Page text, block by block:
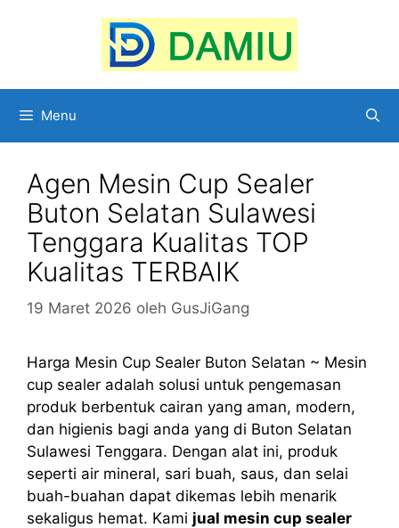
Menu
Agen Mesin Cup Sealer
Buton Selatan Sulawesi
Tenggara Kualitas TOP
Kualitas TERBAIK
19 Maret 2026 oleh GusJiGang
Harga Mesin Cup Sealer Buton Selatan ~ Mesin
cup sealer adalah solusi untuk pengemasan
produk berbentuk cairan yang aman, modern,
dan higienis bagi anda yang di Buton Selatan
Sulawesi Tenggara. Dengan alat ini, produk
seperti air mineral, sari buah, saus, dan selai
buah-buahan dapat dikemas lebih menarik
sekaligus hemat. Kami jual mesin cup sealer